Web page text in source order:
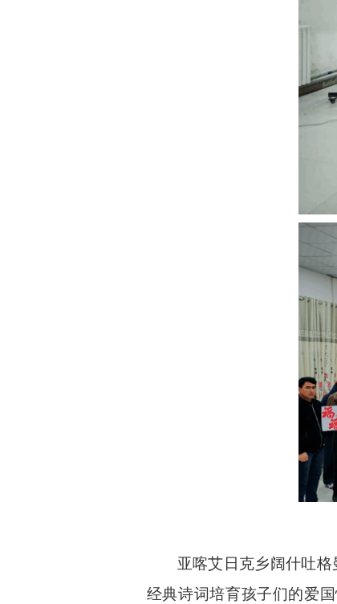
亚喀艾日克乡阔什吐
经典诗词培育孩子们的爱